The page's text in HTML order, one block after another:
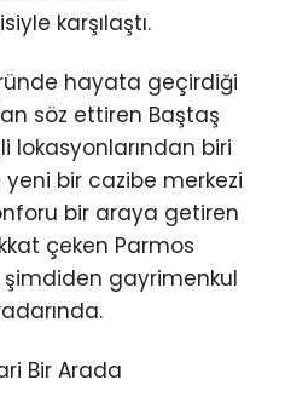
karşılaştı.
hayata geçirdiği
söz ettiren Baştaş
lokasyonlarından biri
bir cazibe merkezi
bir araya getiren
çeken Parmos
şimdiden gayrimenkul
Bir Arada